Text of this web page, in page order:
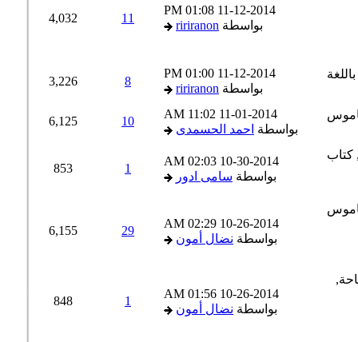
11-12-2014
01:08 PM
بواسطةririranon
11
4,032
11-12-2014
01:00 PM
بواسطةririranon
3,226
11-01-2014
11:02 AM
بواسطةاحمد الحسمدى
10
6,125
10-30-2014
02:03 AM
بواسطةسامى ادور
853
10-26-2014
02:29 AM
بواسطةنضال أمون
29
6,155
10-26-2014
01:56 AM
بواسطةنضال أمون
848